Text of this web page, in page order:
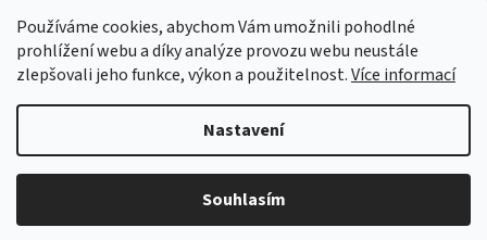
Používáme cookies, abychom Vám umožnili pohodlné
prohlížení webu a díky analýze provozu webu neustále
zlepšovali jeho funkce, výkon a použitelnost.Více informací
Nastavení
Souhlasím
Copyright 2026Damev s.r.o.. Všechna práva vyhrazena.Upravit
nastavení cookies